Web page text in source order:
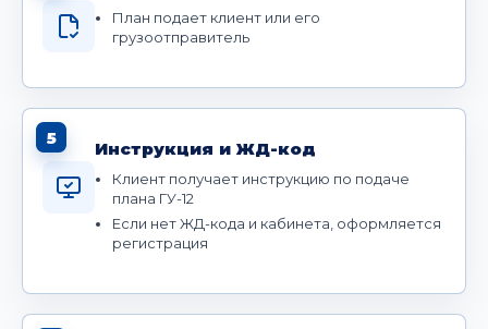
План подает клиент или его
грузоотправитель
5
Инструкция и ЖД-код
Клиент получает инструкцию по подаче
плана ГУ-12
Если нет ЖД-кода и кабинета, оформляется
регистрация